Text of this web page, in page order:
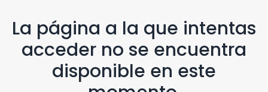
La página a la que intentas
acceder no se encuentra
disponible en este